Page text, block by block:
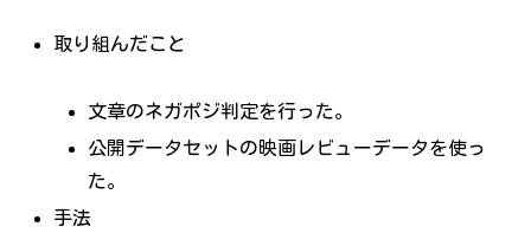
取り組んだこと
文章のネガポジ判定を行った。
公開データセットの映画レビューデータを使っ
た。
手法